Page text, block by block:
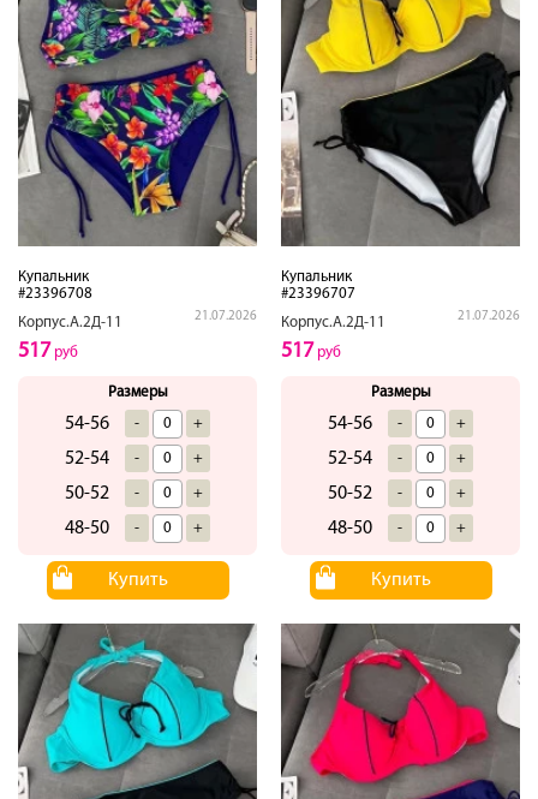
Купальник
#23396708
Корпус.А.2Д-11
21.07.2026
517 руб
Размеры
54-56 - +
52-54 - +
50-52 - +
48-50 - +
Купить
Купальник
#23396707
Корпус.А.2Д-11
21.07.2026
517 руб
Размеры
54-56 - +
52-54 - +
50-52 - +
48-50 - +
Купить